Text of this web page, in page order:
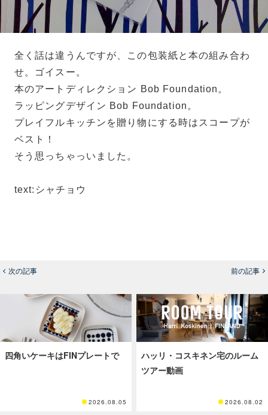
全く話は違うんですが、この包装紙と本の組み合わ
せ。ゴイスー。
本のアートディレクション Bob Foundation。
ラッピングデザイン Bob Foundation。
プレイフルキッチンを贈り物にする時はスコープが
ベスト！
そう思っちゃっいました。
text:シャチョウ
次の記事 前の記事
四角いケーキはFINプレートで
2026.08.05
ハッリ・コスキネン宅のルーム
ツアー動画
2026.08.02